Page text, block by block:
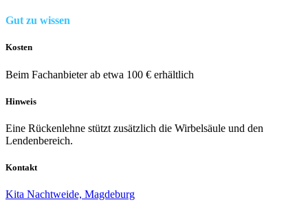
Gut zu wissen
Kosten
Beim Fachanbieter ab etwa 100 € erhältlich
Hinweis
Eine Rückenlehne stützt zusätzlich die Wirbelsäule und den
Lendenbereich.
Kontakt
Kita Nachtweide, Magdeburg